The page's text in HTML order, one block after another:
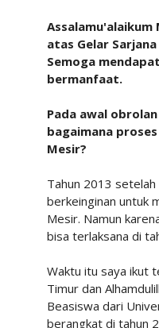
Assalamu'alaikum
atas Gelar Sarjana
Semoga mendapat
bermanfaat.
Pada awal obrolan
bagaimana proses
Mesir?
Tahun 2013 setelah
berkeinginan untuk
Mesir. Namun
bisa terlaksana di
Waktu itu saya ikut
Timur dan
Beasiswa dari
berangkat di tahun